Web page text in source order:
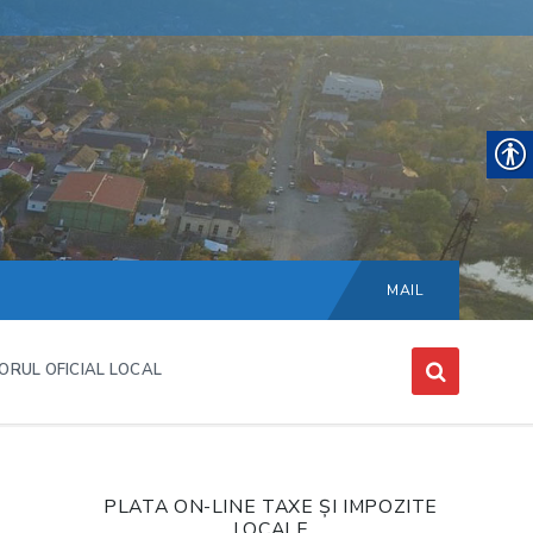
Choose
language:
MAIL
OFICIAL LOCAL
PLATA ON-LINE TAXE ȘI IMPOZITE